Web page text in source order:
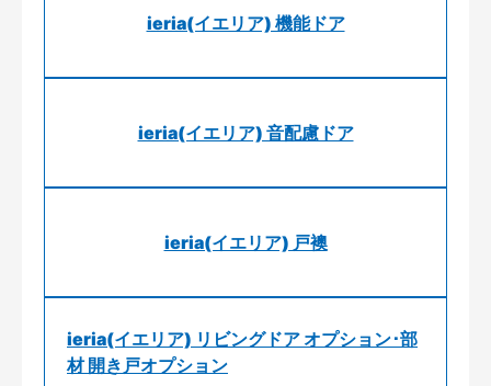
ieria(イエリア) 機能ドア
ieria(イエリア) 音配慮ドア
ieria(イエリア) 戸襖
ieria(イエリア) リビングドア オプション･部
材 開き戸オプション